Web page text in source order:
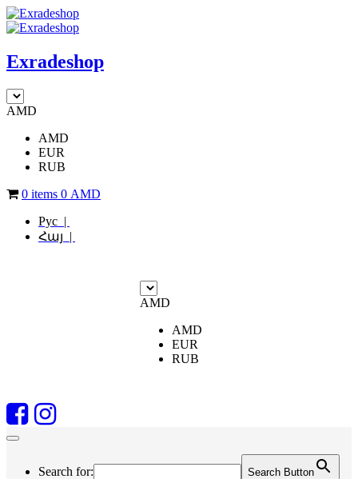
Exradeshop
AMD
AMD
EUR
RUB
0 items 0 AMD
Рус |
Հայ |
AMD
AMD
EUR
RUB
Search for: Search Button